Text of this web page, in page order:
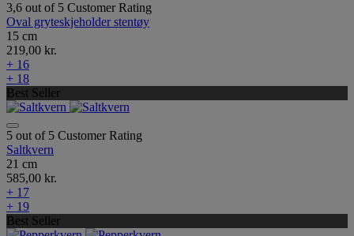
3,6 out of 5 Customer Rating
Oval gryteskjeholder stentøy
15 cm
219,00 kr.
+ 16
+ 18
Best Seller
5 out of 5 Customer Rating
Saltkvern
21 cm
585,00 kr.
+ 17
+ 19
Best Seller